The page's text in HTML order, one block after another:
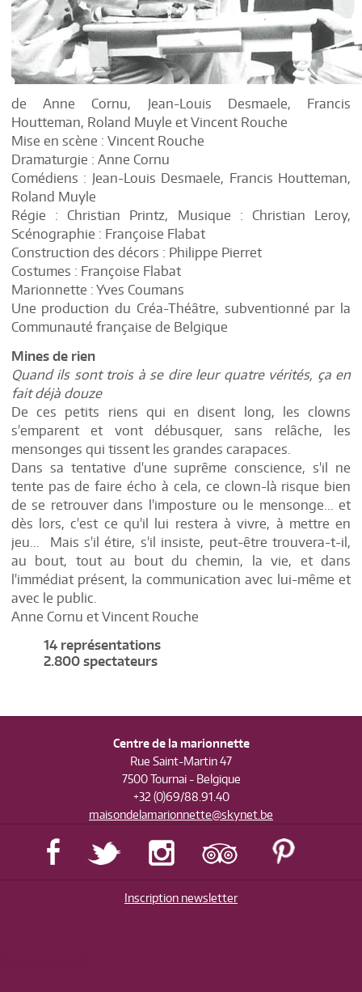
de Anne Cornu, Jean-Louis Desmaele, Francis
Houtteman, Roland Muyle et Vincent Rouche
Mise en scène : Vincent Rouche
Dramaturgie : Anne Cornu
Comédiens : Jean-Louis Desmaele, Francis Houtteman,
Roland Muyle
Régie : Christian Printz, Musique : Christian Leroy,
Scénographie : Françoise Flabat
Construction des décors : Philippe Pierret
Costumes : Françoise Flabat
Marionnette : Yves Coumans
Une production du Créa-Théâtre, subventionné par la
Communauté française de Belgique
Mines de rien
Quand ils sont trois à se dire leur quatre vérités, ça en
fait déjà douze
De ces petits riens qui en disent long, les clowns
s'emparent et vont débusquer, sans relâche, les
mensonges qui tissent les grandes carapaces.
Dans sa tentative d'une suprême conscience, s'il ne
tente pas de faire écho à cela, ce clown-là risque bien
de se retrouver dans l'imposture ou le mensonge... et
dès lors, c'est ce qu'il lui restera à vivre, à mettre en
jeu... Mais s'il étire, s'il insiste, peut-être trouvera-t-il,
au bout, tout au bout du chemin, la vie, et dans
l'immédiat présent, la communication avec lui-même et
avec le public.
Anne Cornu et Vincent Rouche
14 représentations
2.800 spectateurs
Centre de la marionnette
Rue Saint-Martin 47
7500 Tournai - Belgique
+32 (0)69/88.91.40
maisondelamarionnette@skynet.be
Inscription newsletter